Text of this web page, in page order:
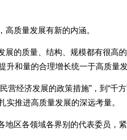
高质量发展有新的内涵。
展的质量、结构、规模都有很高
升和量的合理增长统一于高质量
营经济发展的政策措施”，到“
实推进高质量发展的深远考量。
地区各领域各界别的代表委员，